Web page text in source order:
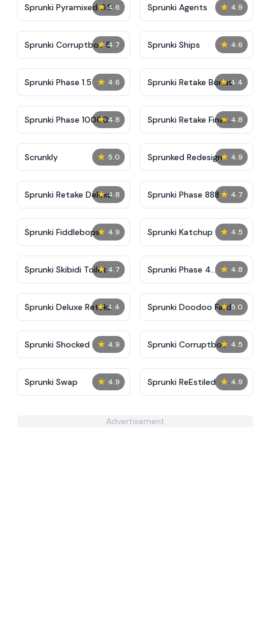
★ 4.6
Sprunki Pyramixed 0.9 ★ 4.9
Sprunki Agents
★ 4.7
Sprunki Corruptbox 5 ★ 4.6
Sprunki Ships
★ 4.6
Sprunki Phase 1.5 ★ 4.4
Sprunki Retake Bonus
★ 4.8
Sprunki Phase 10000 ★ 4.8
Sprunki Retake Final
Update
★ 5.0
Scrunkly ★ 4.9
Sprunked Redesign
★ 4.8
Sprunki Retake Deluxe ★ 4.7
Sprunki Phase 888
★ 4.9
Sprunki Fiddlebops ★ 4.5
Sprunki Katchup
★ 4.7
Sprunki Skibidi Toilet ★ 4.8
Sprunki Phase 4
Definitive
★ 4.4
Sprunki Deluxe Retake ★ 5.0
Sprunki Doodoo Fard
★ 4.9
Sprunki Shocked ★ 4.5
Sprunki Corruptbox
★ 4.9
Sprunki Swap ★ 4.9
Sprunki ReEstiled
Advertisement